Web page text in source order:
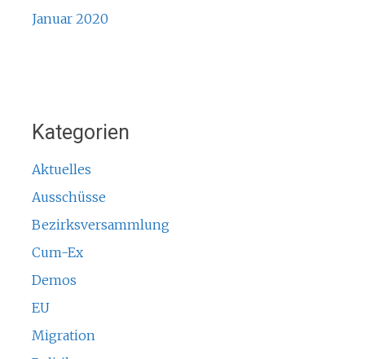
Januar 2020
Kategorien
Aktuelles
Ausschüsse
Bezirksversammlung
Cum-Ex
Demos
EU
Migration